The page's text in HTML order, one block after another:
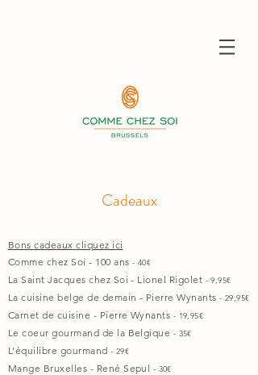
Cadeaux
Bons cadeaux cliquez ici
Comme chez Soi - 100 ans - 40€
La Saint Jacques chez Soi - Lionel Rigolet - 9,95€
La cuisine belge de demain - Pierre Wynants- 29,95€
Carnet de cuisine - Pierre Wynants - 19,95€
Le coeur gourmand de la Belgique - 35€
L’équilibre gourmand- 29€
Mange Bruxelles - René Sepul - 30€